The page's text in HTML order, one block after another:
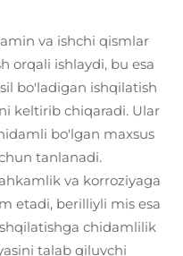
va ishchi qismlar
orqali ishlaydi, bu esa
bo'ladigan ishqilatish
keltirib chiqaradi. Ular
bo'lgan maxsus
tanlanadi.
va korroziyaga
etadi, berilliyli mis esa
chidamlilik
talab qiluvchi